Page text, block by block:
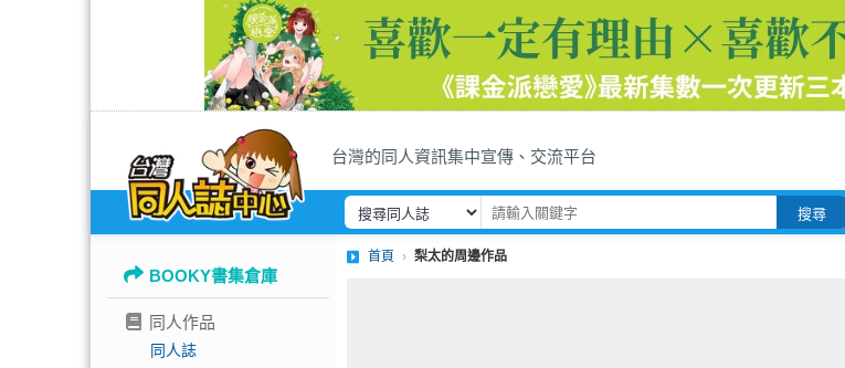
台灣的同人資訊集中宣傳、交流平台
搜尋
BOOKY書集倉庫
同人作品
同人誌
首頁 梨太的周邊作品